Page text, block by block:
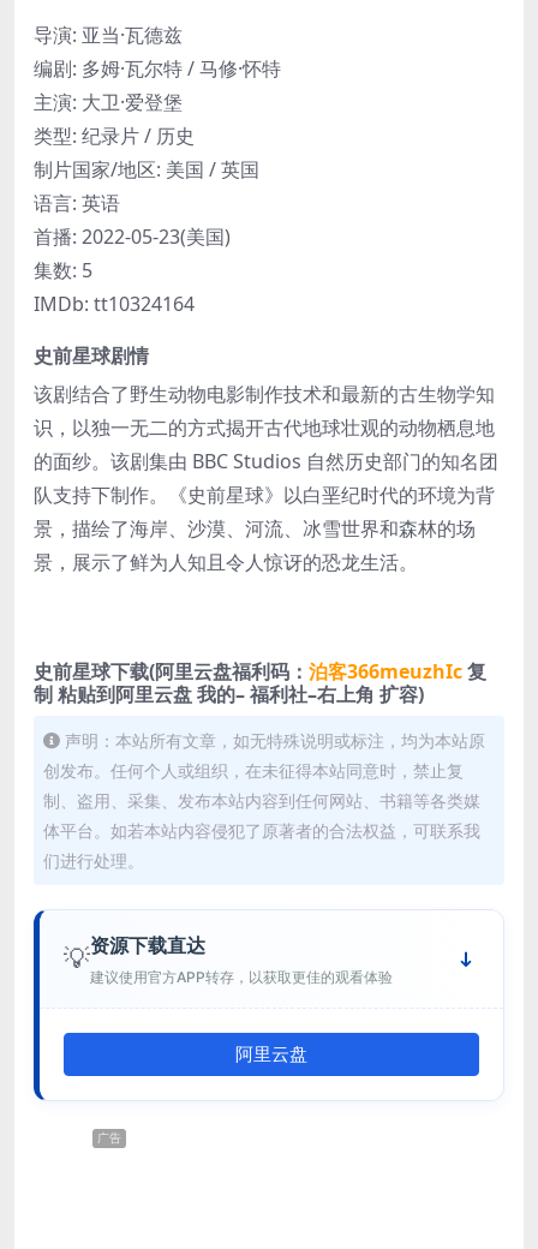
导演: 亚当·瓦德兹
编剧: 多姆·瓦尔特 / 马修·怀特
主演: 大卫·爱登堡
类型: 纪录片 / 历史
制片国家/地区: 美国 / 英国
语言: 英语
首播: 2022-05-23(美国)
集数: 5
IMDb: tt10324164
史前星球剧情
该剧结合了野生动物电影制作技术和最新的古生物学知
识，以独一无二的方式揭开古代地球壮观的动物栖息地
的面纱。该剧集由 BBC Studios 自然历史部门的知名团
队支持下制作。《史前星球》以白垩纪时代的环境为背
景，描绘了海岸、沙漠、河流、冰雪世界和森林的场
景，展示了鲜为人知且令人惊讶的恐龙生活。
史前星球下载(阿里云盘福利码： 泊客366meuzhIc复
制 粘贴到阿里云盘 我的– 福利社–右上角 扩容)
声明：本站所有文章，如无特殊说明或标注，均为本站原
创发布。任何个人或组织，在未征得本站同意时，禁止复
制、盗用、采集、发布本站内容到任何网站、书籍等各类媒
体平台。如若本站内容侵犯了原著者的合法权益，可联系我
们进行处理。
💡资源下载直达
建议使用官方APP转存，以获取更佳的观看体验
阿里云盘
广告